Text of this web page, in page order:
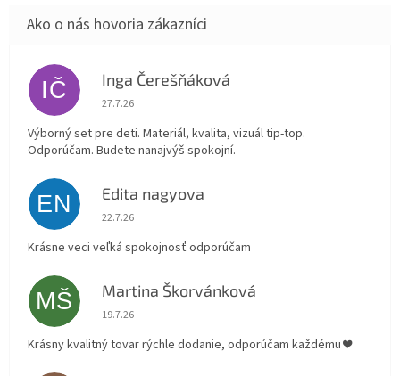
IČ Inga Čerešňáková
Hodnotenie obchodu je 5 z 5 hviezdičiek.
27.7.26
Výborný set pre deti. Materiál, kvalita, vizuál tip-top.
Odporúčam. Budete nanajvýš spokojní.
EN Edita nagyova
Hodnotenie obchodu je 5 z 5 hviezdičiek.
22.7.26
Krásne veci veľká spokojnosť odporúčam
MŠ Martina Škorvánková
Hodnotenie obchodu je 5 z 5 hviezdičiek.
19.7.26
Krásny kvalitný tovar rýchle dodanie, odporúčam každému ❤️